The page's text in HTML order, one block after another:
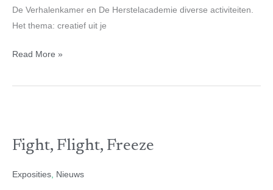
De Verhalenkamer en De Herstelacademie diverse activiteiten.
Het thema: creatief uit je
Read More »
Fight, Flight, Freeze
Exposities Nieuws
Freeze